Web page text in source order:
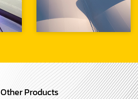
Other Products